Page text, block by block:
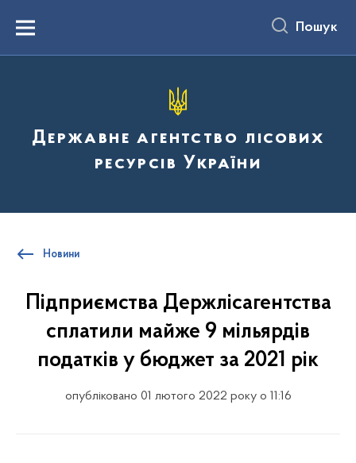
вмістуMenu Пошук
Державне агентство лісових
ресурсів України
Новини
Підприємства Держлісагентства
сплатили майже 9 мільярдів
податків у бюджет за 2021 рік
опубліковано 01 лютого 2022 року о 11:16